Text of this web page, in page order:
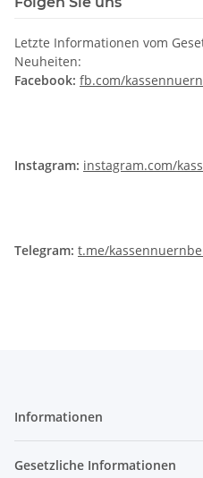
Letzte Informationen vom
Neuheiten:
Facebook: fb.com/
Instagram: instagram.com/
Telegram: t.me/
Informationen
Gesetzliche Informationen